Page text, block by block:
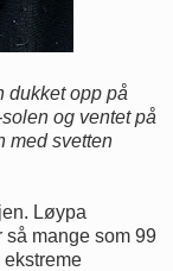
dukket opp på
og ventet på
med svetten
Løypa
så mange som 99